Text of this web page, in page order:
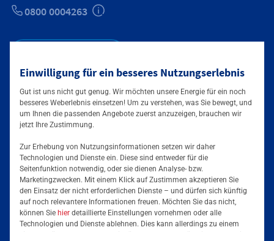
Einwilligung für ein besseres Nutzungserlebnis
Gut ist uns nicht gut genug. Wir möchten unsere Energie für ein noch
besseres Weberlebnis einsetzen! Um zu verstehen, was Sie bewegt, und
um Ihnen die passenden Angebote zuerst anzuzeigen, brauchen wir
jetzt Ihre Zustimmung.
Zur Erhebung von Nutzungsinformationen setzen wir daher
Technologien und Dienste ein. Diese sind entweder für die
Seitenfunktion notwendig, oder sie dienen Analyse- bzw.
Marketingzwecken. Mit einem Klick auf Zustimmen akzeptieren Sie
den Einsatz der nicht erforderlichen Dienste – und dürfen sich künftig
auf noch relevantere Informationen freuen. Möchten Sie das nicht,
können Sie hier detaillierte Einstellungen vornehmen oder alle
Technologien und Dienste ablehnen. Dies kann allerdings zu einem
0800 0004263
Folgen Sie uns auf
Mainova App